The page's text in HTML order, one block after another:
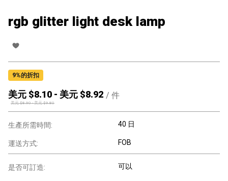
rgb glitter light desk lamp
9%的折扣
美元 $8.10 - 美元 $8.92 / 件
美元 $8.90-美元 $9.80
生產所需時間: 40 日
運送方式: FOB
是否可訂造: 可以